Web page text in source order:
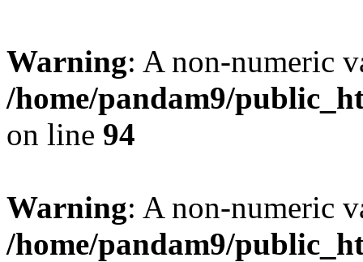
Warning: A non-numeric
/home/pandam9/
on line 94
Warning: A non-numeric
/home/pandam9/